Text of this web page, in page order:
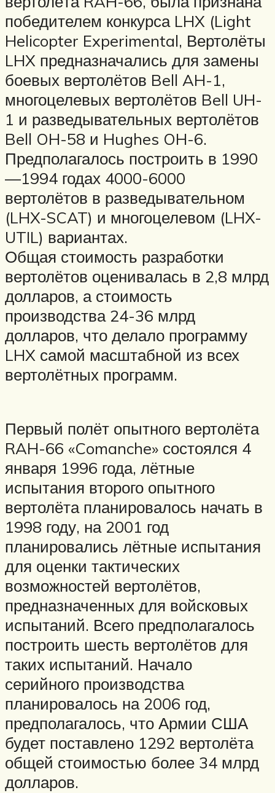
победителем конкурса LHX (Light
Helicopter Experimental, Вертолёты
LHX предназначались для замены
боевых вертолётов Bell AH-1,
многоцелевых вертолётов Bell UH-
1 и разведывательных вертолётов
Bell OH-58 и Hughes OH-6.
Предполагалось построить в 1990
—1994 годах 4000-6000
вертолётов в разведывательном
(LHX-SCAT) и многоцелевом (LHX-
UTIL) вариантах.
Общая стоимость разработки
вертолётов оценивалась в 2,8 млрд
долларов, а стоимость
производства 24-36 млрд
долларов, что делало программу
LHX самой масштабной из всех
вертолётных программ.
Первый полёт опытного вертолёта
RAH-66 «Comanche» состоялся 4
января 1996 года, лётные
испытания второго опытного
вертолёта планировалось начать в
1998 году, на 2001 год
планировались лётные испытания
для оценки тактических
возможностей вертолётов,
предназначенных для войсковых
испытаний. Всего предполагалось
построить шесть вертолётов для
таких испытаний. Начало
серийного производства
планировалось на 2006 год,
предполагалось, что Армии США
будет поставлено 1292 вертолёта
общей стоимостью более 34 млрд
долларов.